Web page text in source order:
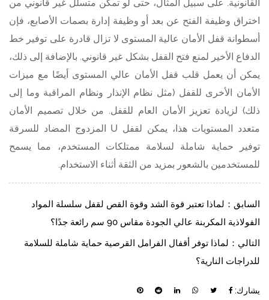
القانونية. على سبيل المثال، حتى لو تمكن متسلل غير قانوني من
اختراق وظيفة الفتح عن بعد أو وظيفة إدارة بصمات الأصابع، فإن
أسطوانة قفل الأمان عالية المستوى لا تزال قادرة على توفير خط
الدفاع الأخير لمنع فتح القفل بشكل غير قانوني. بالإضافة إلى ذلك،
يمكن أن يعمل قلب قفل الأمان عالي المستوى أيضًا مع ميزات
الأمان الأخرى للقفل (مثل نظام الإنذار ونظام المراقبة وما إلى
ذلك) لزيادة تعزيز الأمان العام للقفل. من خلال تصميم الأمان
متعدد المستويات هذا، يمكن لقفل U المزدوج المضاد للسرقة
توفير حماية شاملة لسلامة ممتلكات المستخدم، مما يسمح
للمستخدمين بالشعور بمزيد من الثقة أثناء الاستخدام.
السابق：لماذا تعتبر قوة الشد وقوة القص لقفل سلسلة المواد
الفولاذية المكربنة عالي الجودة مقاس 90 سم رائعة جدًا؟
التالي：لماذا توفر أقفال الفرامل القرصية حماية شاملة للسلامة
للدراجات النارية؟
يشارك: